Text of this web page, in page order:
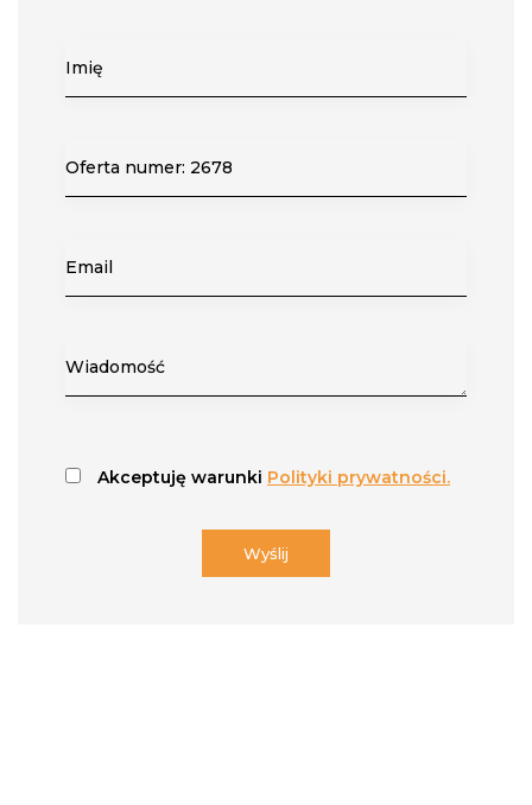
Akceptuję warunki Polityki prywatności.
Wyślij